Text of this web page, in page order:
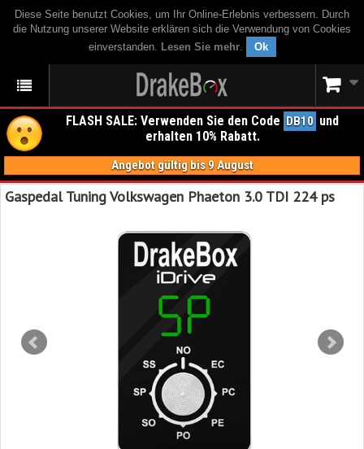
Diese Seite benutzt Cookies, um Ihr Online-Erlebnis verbessern. Durch
die Nutzung unserer Website erklären sich die Verwendung von Cookies
einverstanden. Lesen Sie mehr. Ok
FLASH SALE: Verwenden Sie den Code DB10 und
erhalten 10% Rabatt.
Angebot gültig bis 9 August
Gaspedal Tuning Volkswagen Phaeton 3.0 TDI 224 ps